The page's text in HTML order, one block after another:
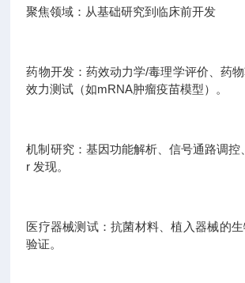
聚焦领域：从基础研究到临床前开发
药物开发：药效动力学/毒理学评价、药
效力测试（如mRNA肿瘤疫苗模型）。
机制研究：基因功能解析、信号通路调控
r 发现。
医疗器械测试：抗菌材料、植入器械的
验证。